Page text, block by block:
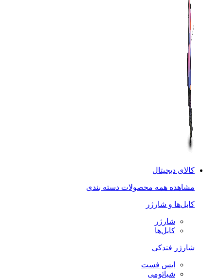
کالای دیجیتال
مشاهده همه محصولات دسته بندی
کابل‌ها و شارژر
شارژر
کابل‌ها
شارژر فندکی
ایس فست
شیائومی